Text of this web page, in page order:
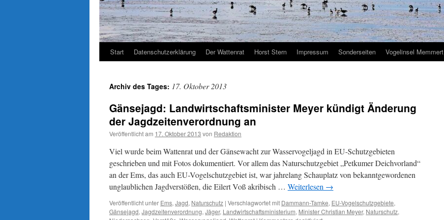
Start Datenschutzerklärung Der Wattenrat Horst Stern Impressum Sonderseiten Vogelinsel Memmert
Archiv des Tages: 17. Oktober 2013
Gänsejagd: Landwirtschaftsminister Meyer kündigt Änderung
der Jagdzeitenverordnung an
Veröffentlicht am 17. Oktober 2013 von Redaktion
Viel wurde beim Wattenrat und der Gänsewacht zur Wasservogeljagd in EU-Schutzgebieten
geschrieben und mit Fotos dokumentiert. Vor allem das Naturschutzgebiet „Petkumer Deichvorland“
an der Ems, das auch EU-Vogelschutzgebiet ist, war jahrelang Schauplatz von bekanntgewordenen
unglaublichen Jagdverstößen, die Eilert Voß akribisch … Weiterlesen →
Veröffentlicht unter Ems, Jagd, Naturschutz | Verschlagwortet mit Dammann-Tamke, EU-Vogelschutzgebiete,
Gänsejagd, Jagdzeitenverordnung, Jäger, Landwirtschaftsministerium, Minister Christian Meyer, Naturschutz,